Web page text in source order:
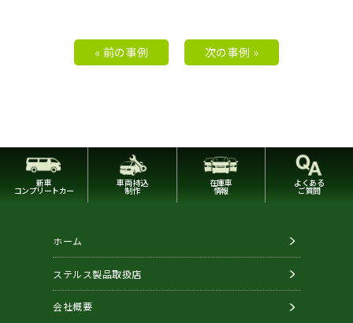
« 前の事例 次の事例 »
新車
コンプリートカー
車両持込
制作
在庫車
情報
よくある
ご質問
ホーム
ステルス製品取扱店
会社概要